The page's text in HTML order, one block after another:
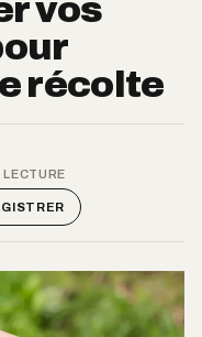
vos
récolte